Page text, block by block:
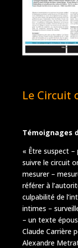
Le Circuit
Témoignages
« Être suspect
suivre le circuit
mesurer –
référer à
culpabilité de
intimes –
– un texte
Claude Carrière
Alexandre